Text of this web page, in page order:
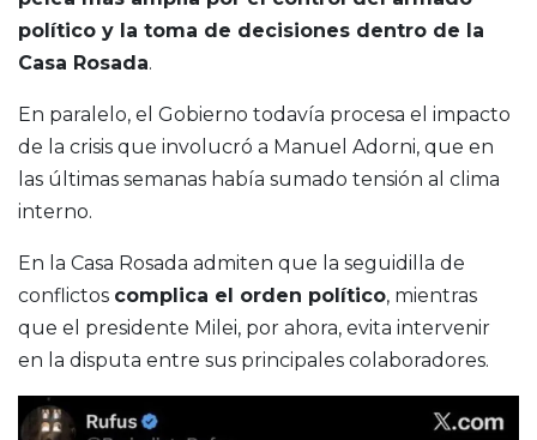
político y la toma de decisiones dentro de la
Casa Rosada.
En paralelo, el Gobierno todavía procesa el impacto
de la crisis que involucró a Manuel Adorni, que en
las últimas semanas había sumado tensión al clima
interno.
En la Casa Rosada admiten que la seguidilla de
conflictos complica el orden político, mientras
que el presidente Milei, por ahora, evita intervenir
en la disputa entre sus principales colaboradores.